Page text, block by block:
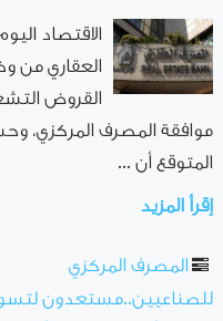
الاقتصاد
العقاري من
القروض
موافقة المصرف المركزي،
المتوقع أن ...
إقرأ المزيد
المصرف المركزي
للصناعيين..مستعدون